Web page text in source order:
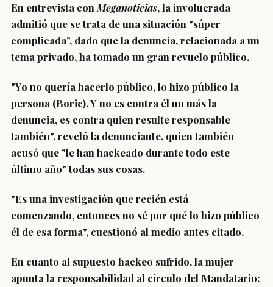
En entrevista con Meganoticias, la involucrada
admitió que se trata de una situación "súper
complicada", dado quela denuncia, relacionada a un
tema privado, ha tomado un gran revuelo público.
"Yo no quería hacerlo público,lo hizo público la
persona (Boric). Y no es contra él no más la
denuncia, es contra quien resulte responsable
también", reveló la denunciante, quien también
acusó que "le han hackeado durante todo este
último año" todas sus cosas.
"Es una investigación que recién está
comenzando, entonces no sé por qué lo hizo público
él de esa forma", cuestionó al medio antes citado.
En cuanto al supuesto hackeo sufrido, la mujer
apunta la responsabilidad al círculo del Mandatario: